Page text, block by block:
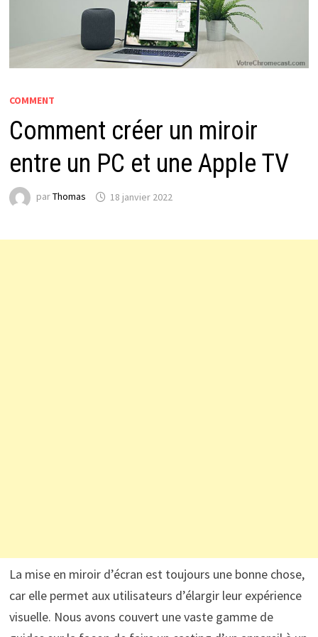
COMMENT
Comment créer un miroir
entre un PC et une Apple TV
parThomas 18 janvier 2022
La mise en miroir d’écran est toujours une bonne chose,
car elle permet aux utilisateurs d’élargir leur expérience
visuelle. Nous avons couvert une vaste gamme de